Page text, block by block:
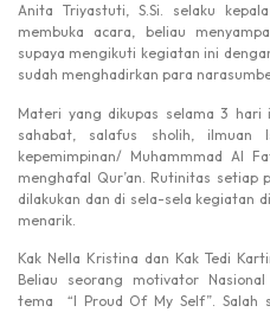
Anita Triyastuti, S.Si. selaku
membuka acara, beliau
supaya mengikuti kegiatan ini
sudah menghadirkan para
Materi yang dikupas selama 3
sahabat, salafus sholih,
kepemimpinan/ Muhammmad Al
menghafal Qur’an. Rutinitas
dilakukan dan di sela-sela kegiatan
menarik.
Kak Nella Kristina dan Kak Tedi
Beliau seorang motivator
tema “I Proud Of My Self”. Salah